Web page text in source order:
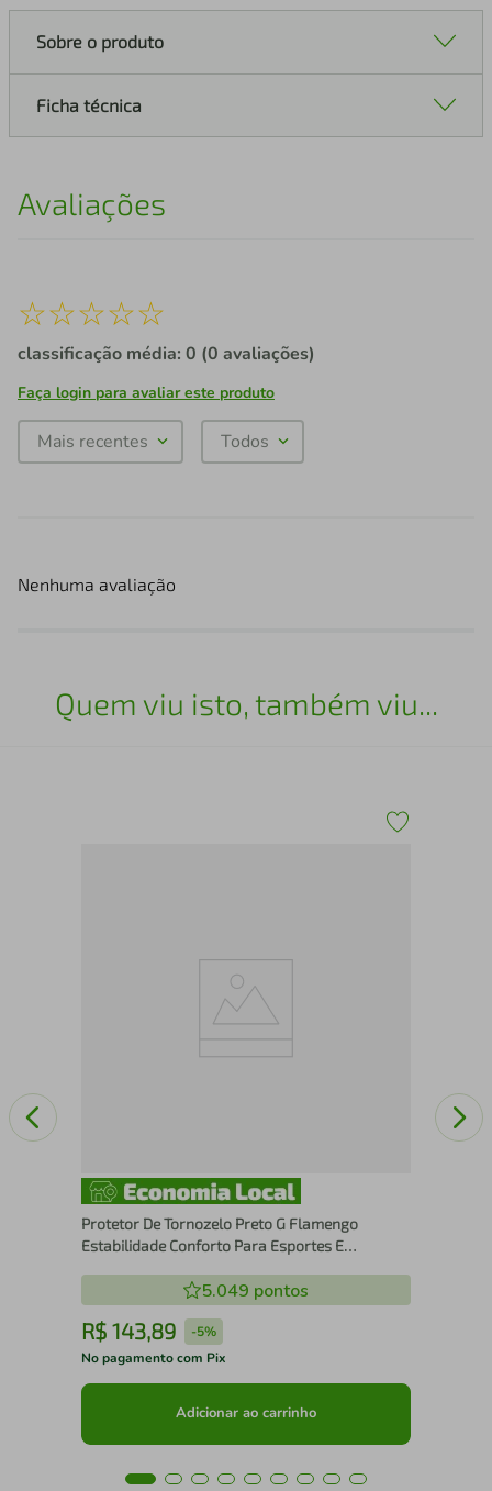
Sobre o produto
Ficha técnica
Avaliações
☆☆☆☆☆
classificação média: 0 (0 avaliações)
Faça login para avaliar este produto
Mais recentes Todos
Nenhuma avaliação
Quem viu isto, também viu...
Protetor De Tornozelo Preto G Flamengo
Estabilidade Conforto Para Esportes E
5.049 pontos
R$ 143,89 -5%
No pagamento com Pix
Adicionar ao carrinho